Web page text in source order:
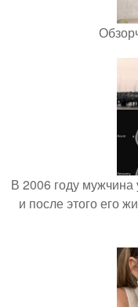
В 2006 году мужчина
и после этого его